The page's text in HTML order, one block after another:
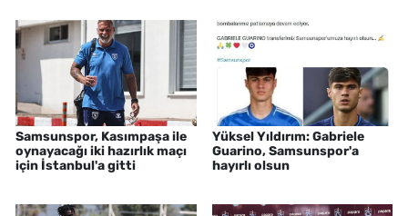
Samsunspor, Kasımpaşa ile
oynayacağı iki hazırlık maçı
için İstanbul'a gitti
Yüksel Yıldırım: Gabriele
Guarino, Samsunspor'a
hayırlı olsun